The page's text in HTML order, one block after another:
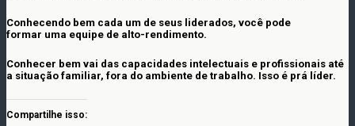
Conhecendo bem cada um de seus liderados, você pode
formar uma equipe de alto-rendimento.
Conhecer bem vai das capacidades intelectuais e profissionais até
a situação familiar, fora do ambiente de trabalho. Isso é prá líder.
Compartilhe isso: